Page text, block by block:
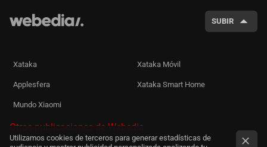
SUBIR
Xataka Xataka Móvil
Applesfera Xataka Smart Home
Mundo Xiaomi
Otras publicaciones de Webedia
Utilizamos cookies de terceros para generar estadísticas de